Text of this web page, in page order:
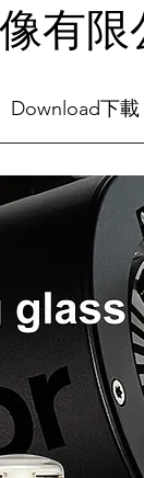
有限
Download下載